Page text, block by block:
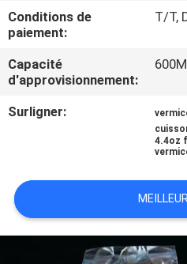
CONTRÔLE
DE
QUALITÉ
CONTACTEZ-
DEMANDEZ
UNE
CITATION
Conditions de
paiement:
T/T,
Capacité
d'approvisionnement:
Surligner:
4.4oz